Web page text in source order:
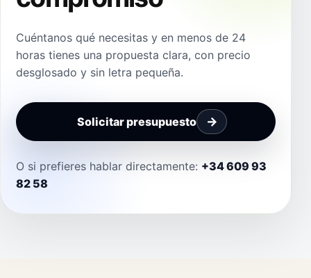
Cuéntanos qué necesitas y en menos de 24
horas tienes una propuesta clara, con precio
desglosado y sin letra pequeña.
Solicitar presupuesto
O si prefieres hablar directamente: +34 609 93
82 58